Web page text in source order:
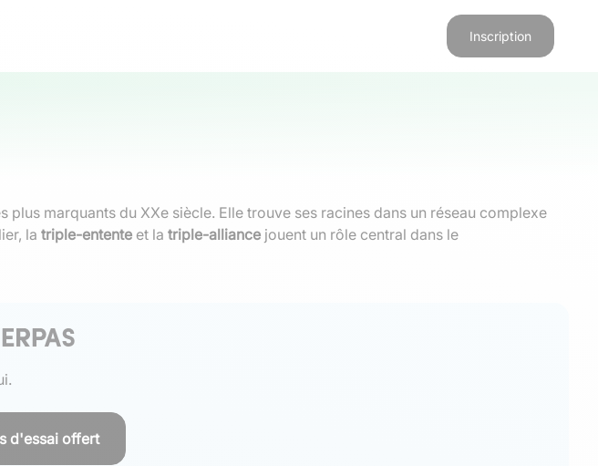
Inscription
marquants du XXe siècle. Elle trouve ses racines dans un réseau complexe
la triple-entente et la triple-alliance jouent un rôle central dans le
d'essai offert